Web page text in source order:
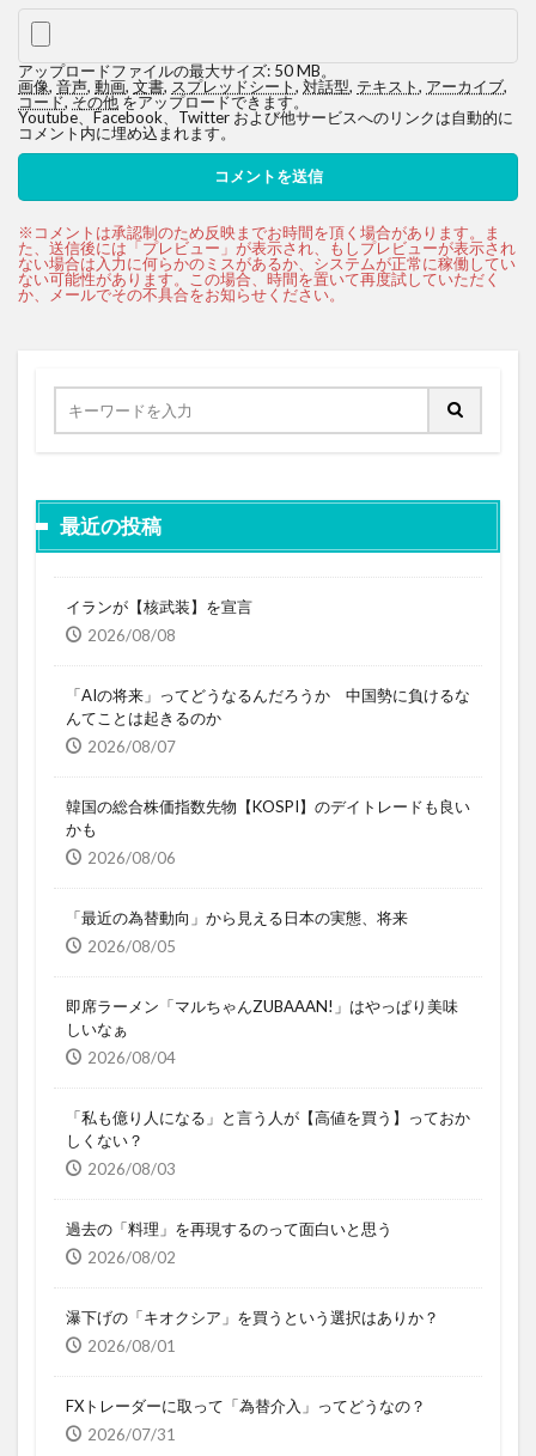
アップロードファイルの最大サイズ: 50 MB。
画像, 音声, 動画, 文書, スプレッドシート, 対話型, テキスト, アーカイブ,
コード,その他をアップロードできます。
Youtube、Facebook、Twitter および他サービスへのリンクは自動的に
コメント内に埋め込まれます。
最近の投稿
イランが【核武装】を宣言
2026/08/08
「AIの将来」ってどうなるんだろうか 中国勢に負けるな
んてことは起きるのか
2026/08/07
韓国の総合株価指数先物【KOSPI】のデイトレードも良い
かも
2026/08/06
「最近の為替動向」から見える日本の実態、将来
2026/08/05
即席ラーメン「マルちゃんZUBAAAN!」はやっぱり美味
しいなぁ
2026/08/04
「私も億り人になる」と言う人が【高値を買う】っておか
しくない？
2026/08/03
過去の「料理」を再現するのって面白いと思う
2026/08/02
瀑下げの「キオクシア」を買うという選択はありか？
2026/08/01
FXトレーダーに取って「為替介入」ってどうなの？
2026/07/31